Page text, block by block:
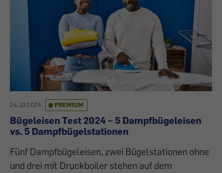
24.10.2024 PREMIUM
Bügeleisen Test 2024 – 5 Dampfbügeleisen
vs. 5 Dampfbügelstationen
Fünf Dampfbügeleisen, zwei Bügelstationen ohne
und drei mit Druckboiler stehen auf dem